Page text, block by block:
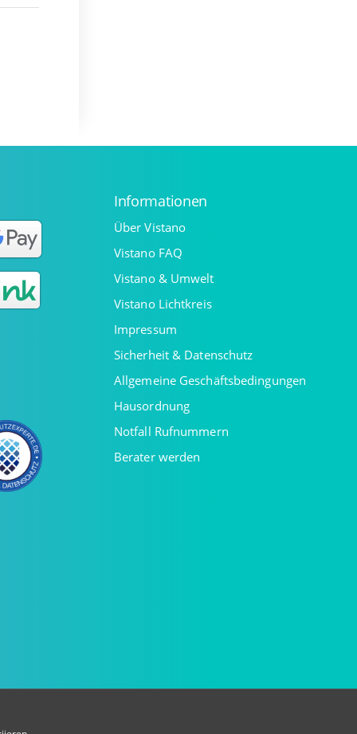
Informationen
Über Vistano
Vistano FAQ
Vistano & Umwelt
Vistano Lichtkreis
Impressum
Sicherheit & Datenschutz
Allgemeine Geschäftsbedingungen
Hausordnung
Notfall Rufnummern
Berater werden